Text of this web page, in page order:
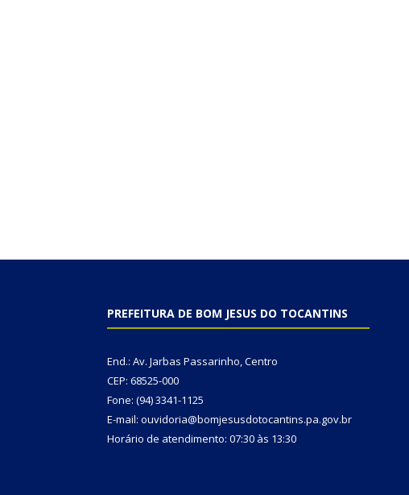
PREFEITURA DE BOM JESUS DO TOCANTINS
End.: Av. Jarbas Passarinho, Centro
CEP: 68525-000
Fone: (94) 3341-1125
E-mail: ouvidoria@bomjesusdotocantins.pa.gov.br
Horário de atendimento: 07:30 às 13:30